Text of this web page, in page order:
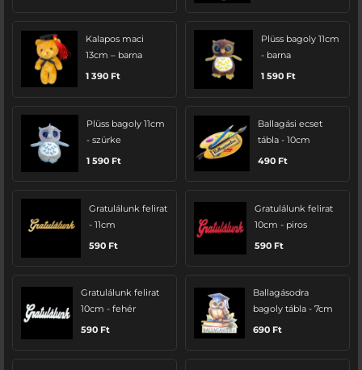
Kalapos maci
13cm – barna
1 390 Ft
Plüss bagoly 11cm
- barna
1 590 Ft
Plüss bagoly 11cm
- szürke
1 590 Ft
Ballagási ecset
tábla - 10cm
490 Ft
Gratulálunk felirat
- 11cm
590 Ft
Gratulálunk felirat
10cm - piros
590 Ft
Gratulálunk felirat
10cm - fehér
590 Ft
Ballagásodra
bagoly tábla - 7cm
690 Ft